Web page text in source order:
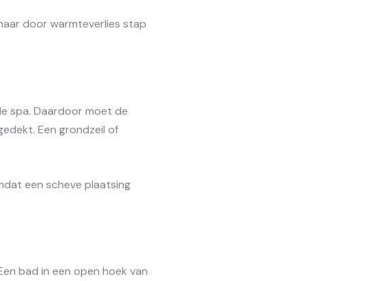
door warmteverlies stap
spa. Daardoor moet de
Een grondzeil of
een scheve plaatsing
bad in een open hoek van